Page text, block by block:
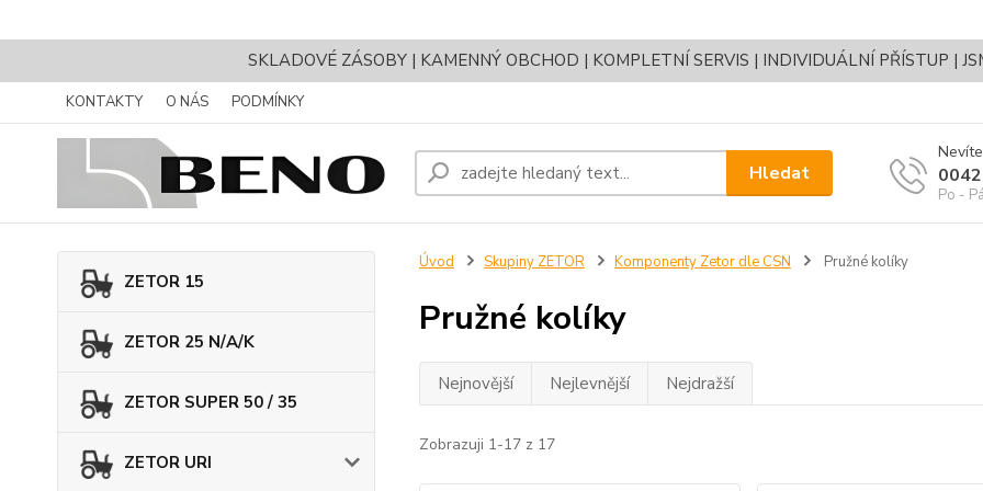
SKLADOVÉ ZÁSOBY | KAMENNÝ OBCHOD | KOMPLETNÍ SERVIS | INDIVIDUÁLNÍ PŘÍSTUP |
KONTAKTY O NÁS PODMÍNKY
Hledat
Po -
ZETOR 15
ZETOR 25 N/A/K
ZETOR SUPER 50 / 35
ZETOR URI
Úvod Skupiny ZETOR Komponenty Zetor dle CSN Pružné kolíky
Pružné kolíky
Nejnovější Nejlevnější Nejdražší
Zobrazuji 1-17 z 17